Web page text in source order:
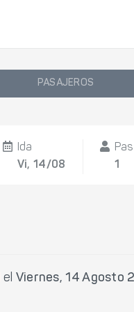
PASAJEROS
Ida
Vi, 14/08
1
el Viernes, 14 Agosto